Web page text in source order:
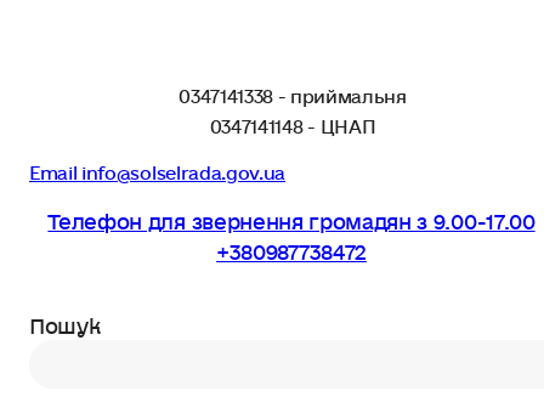
Пошук
0347141338 - приймальня
0347141148 - ЦНАП
Email info@solselrada.gov.ua
Телефон для звернення громадян з 9.00-17.00
+380987738472